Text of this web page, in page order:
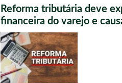
Reforma tributária deve
financeira do varejo e